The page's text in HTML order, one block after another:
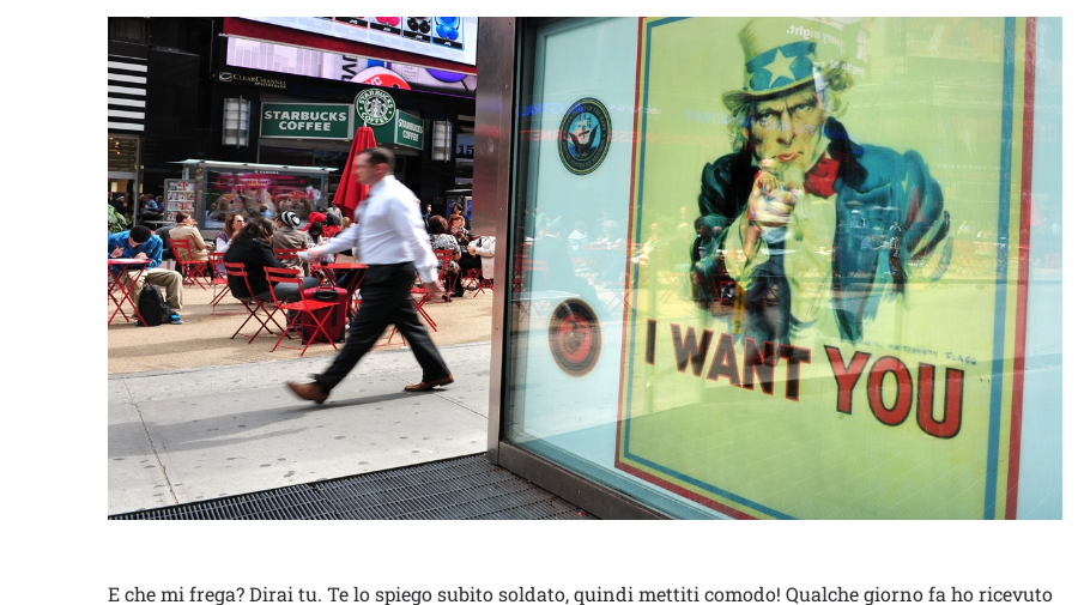
E che mi frega? Dirai tu. Te lo spiego subito soldato, quindi mettiti comodo! Qualche giorno fa ho ricevuto